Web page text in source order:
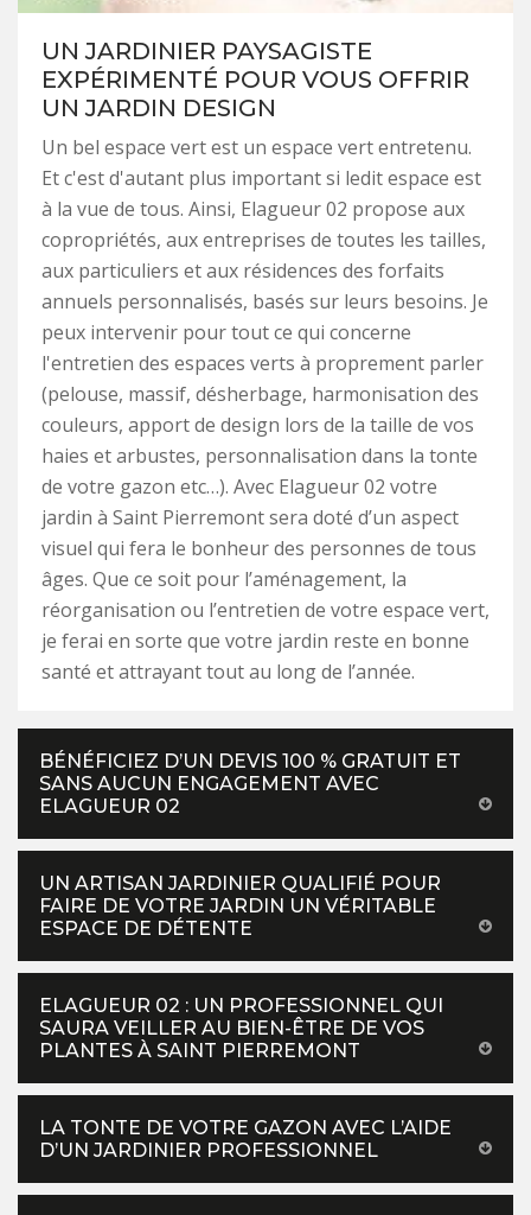
UN JARDINIER PAYSAGISTE
EXPÉRIMENTÉ POUR VOUS OFFRIR
UN JARDIN DESIGN
Un bel espace vert est un espace vert entretenu.
Et c'est d'autant plus important si ledit espace est
à la vue de tous. Ainsi, Elagueur 02 propose aux
copropriétés, aux entreprises de toutes les tailles,
aux particuliers et aux résidences des forfaits
annuels personnalisés, basés sur leurs besoins. Je
peux intervenir pour tout ce qui concerne
l'entretien des espaces verts à proprement parler
(pelouse, massif, désherbage, harmonisation des
couleurs, apport de design lors de la taille de vos
haies et arbustes, personnalisation dans la tonte
de votre gazon etc…). Avec Elagueur 02 votre
jardin à Saint Pierremont sera doté d’un aspect
visuel qui fera le bonheur des personnes de tous
âges. Que ce soit pour l’aménagement, la
réorganisation ou l’entretien de votre espace vert,
je ferai en sorte que votre jardin reste en bonne
santé et attrayant tout au long de l’année.
BÉNÉFICIEZ D’UN DEVIS 100 % GRATUIT ET
SANS AUCUN ENGAGEMENT AVEC
ELAGUEUR 02
UN ARTISAN JARDINIER QUALIFIÉ POUR
FAIRE DE VOTRE JARDIN UN VÉRITABLE
ESPACE DE DÉTENTE
ELAGUEUR 02 : UN PROFESSIONNEL QUI
SAURA VEILLER AU BIEN-ÊTRE DE VOS
PLANTES À SAINT PIERREMONT
LA TONTE DE VOTRE GAZON AVEC L’AIDE
D’UN JARDINIER PROFESSIONNEL